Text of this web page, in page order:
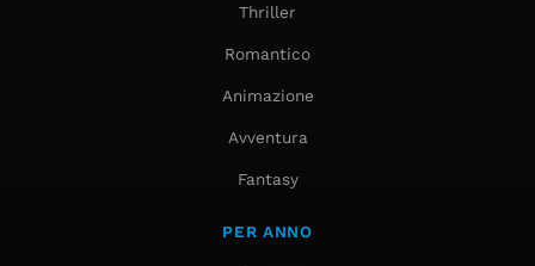
Thriller
Romantico
Animazione
Avventura
Fantasy
PER ANNO